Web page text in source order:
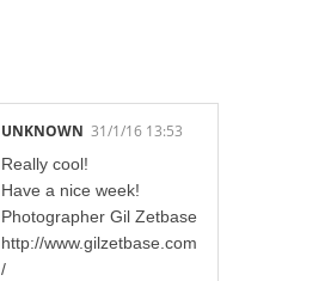
UNKNOWN 31/1/16 13:53
Really cool!
Have a nice week!
Photographer Gil Zetbase
http://www.gilzetbase.com
/